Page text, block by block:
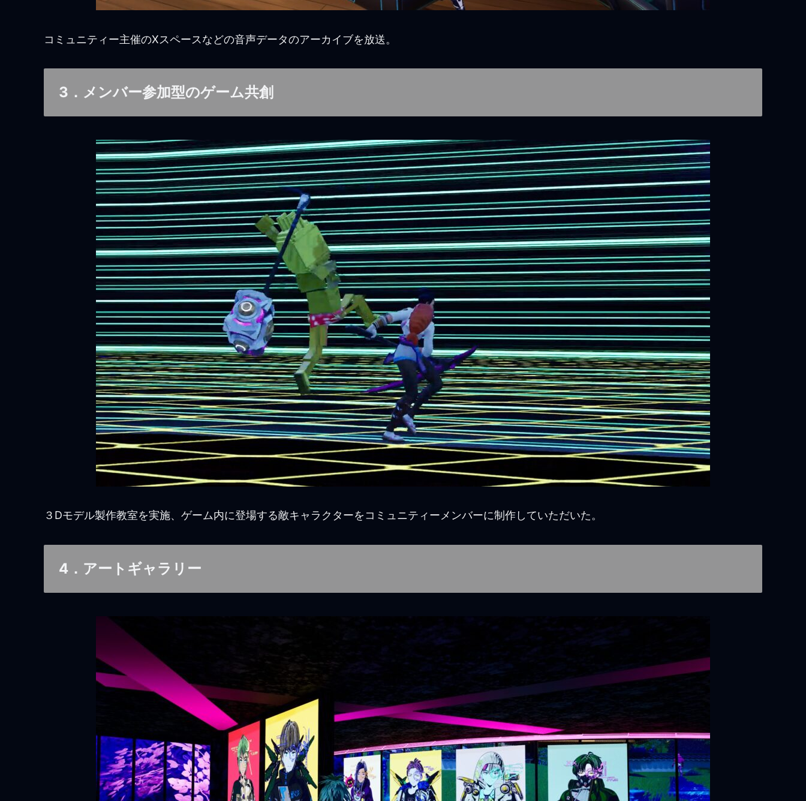
コミュニティー主催のXスペースなどの音声データのアーカイブを放送。
3．メンバー参加型のゲーム共創
３Dモデル製作教室を実施、ゲーム内に登場する敵キャラクターをコミュニティーメンバーに制作していただいた。
4．アートギャラリー